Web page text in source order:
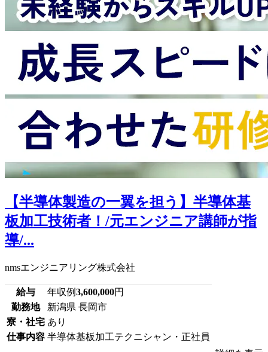
【半導体製造の一翼を担う】半導体基
板加工技術者！/元エンジニア講師が指
導/...
nmsエンジニアリング株式会社
給与 年収例3,600,000円
勤務地
新潟県 長岡市
寮・社宅 あり
仕事内容 半導体基板加工テクニシャン・正社員